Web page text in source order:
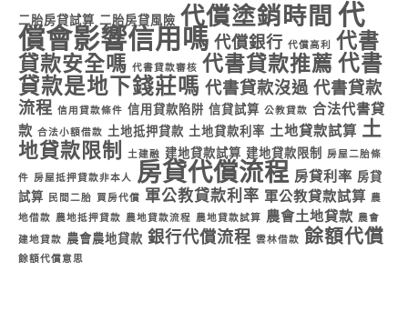
二胎房貸試算 二胎房貸風險 代償塗銷時間 代
償會影響信用嗎 代償銀行 代償高利
代書
貸款安全嗎 代書貸款審核 代書貸款推薦 代書
貸款是地下錢莊嗎 代書貸款沒過 代書貸款
流程 信用貸款條件 信用貸款陷阱 信貸試算 公教貸款 合法代書貸
款 合法小額借款 土地抵押貸款 土地貸款利率 土地貸款試算 土
地貸款限制
土建融 建地貸款試算 建地貸款限制 房屋二胎條
件 房屋抵押貸款非本人 房貸代償流程 房貸利率 房貸
試算
民間二胎 買房代償 軍公教貸款利率 軍公教貸款試算
農
地借款
農地抵押貸款 農地貸款流程 農地貸款試算 農會土地貸款 農會
建地貸款 農會農地貸款 銀行代償流程 雲林借款 餘額代償
餘額代償意思